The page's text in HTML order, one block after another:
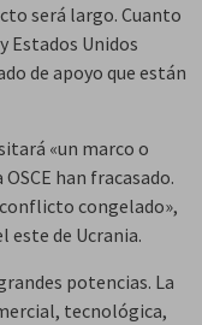
será largo. Cuanto
Estados Unidos
de apoyo que están
«un marco o
han fracasado.
congelado»,
este de Ucrania.
potencias. La
tecnológica,